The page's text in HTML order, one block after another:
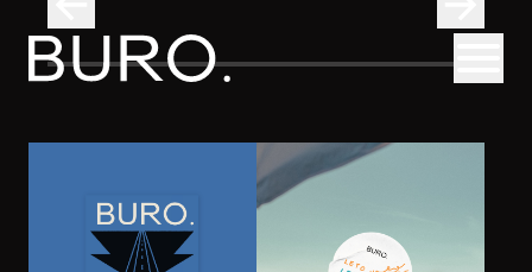
BURO.
NAJČISTIJA KUPALIŠTA U SRBIJI KOJA
POSEĆUJEMO OVOG LETA